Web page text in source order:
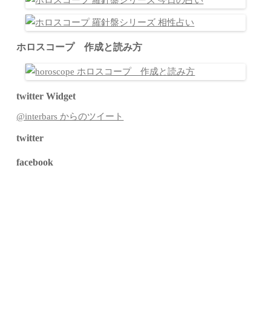
ホロスコープ 作成と読み方
twitter Widget
@interbars からのツイート
twitter
facebook